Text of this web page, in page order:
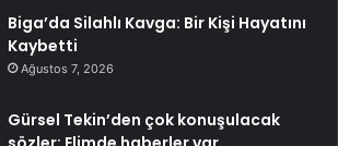
Biga’da Silahlı Kavga: Bir Kişi Hayatını
Kaybetti
Ağustos 7, 2026
Gürsel Tekin’den çok konuşulacak